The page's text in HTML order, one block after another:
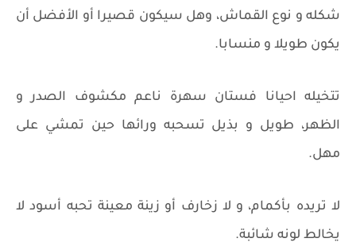
شكله و نوع القماش، وهل سيكون قصيرا أو الأفضل أن
يكون طويلا و منسابا.
تتخيله احيانا فستان سهرة ناعم مكشوف الصدر و
الظهر، طويل و بذيل تسحبه ورائها حين تمشي على
مهل.
لا تريده بأكمام، و لا زخارف أو زينة معينة تحبه أسود لا
يخالط لونه شائبة.